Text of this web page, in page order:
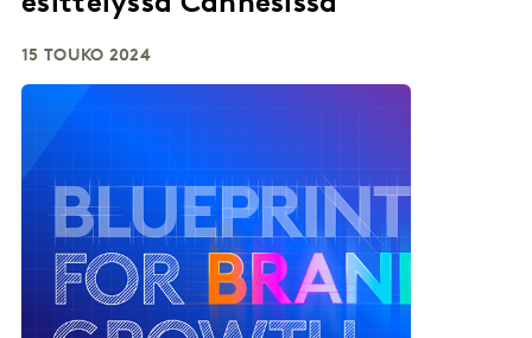
15 TOUKO 2024